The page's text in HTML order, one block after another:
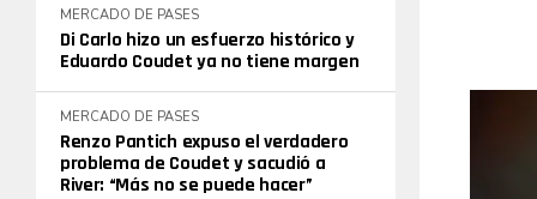
MERCADO DE PASES
Di Carlo hizo un esfuerzo histórico y
Eduardo Coudet ya no tiene margen
MERCADO DE PASES
Renzo Pantich expuso el verdadero
problema de Coudet y sacudió a
River: “Más no se puede hacer”